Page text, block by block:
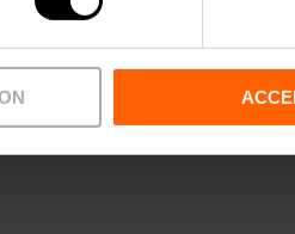
m2:41
Audit:30
School:24
Cocktail: 40